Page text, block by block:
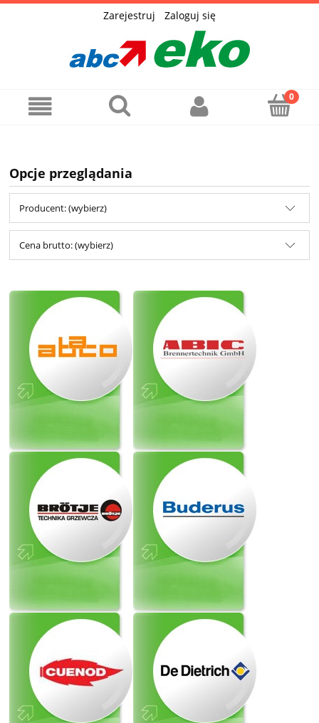
Zarejestruj Zaloguj się
Opcje przeglądania
Producent: (wybierz)
Cena brutto: (wybierz)